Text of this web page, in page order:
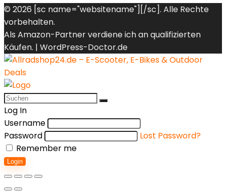
© 2026 [sc name="websitename"][/sc]. Alle Rechte
vorbehalten.
Als Amazon-Partner verdiene ich an qualifizierten
Käufen. | WordPress-Doctor.de
Log In
Username
Password
Lost Password?
Remember me
Login